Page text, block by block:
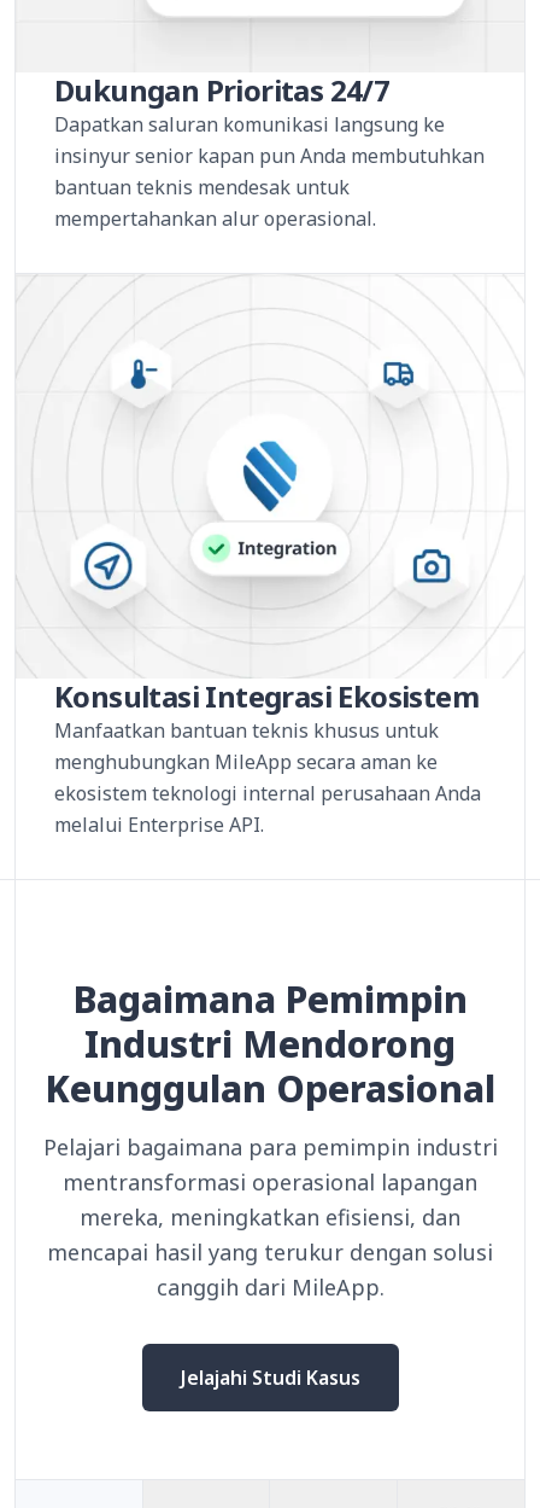
Dukungan Prioritas 24/7
Dapatkan saluran komunikasi langsung ke
insinyur senior kapan pun Anda membutuhkan
bantuan teknis mendesak untuk
mempertahankan alur operasional.
Konsultasi Integrasi Ekosistem
Manfaatkan bantuan teknis khusus untuk
menghubungkan MileApp secara aman ke
ekosistem teknologi internal perusahaan Anda
melalui Enterprise API.
Bagaimana Pemimpin
Industri Mendorong
Keunggulan Operasional
Pelajari bagaimana para pemimpin industri
mentransformasi operasional lapangan
mereka, meningkatkan efisiensi, dan
mencapai hasil yang terukur dengan solusi
canggih dari MileApp.
Jelajahi Studi Kasus